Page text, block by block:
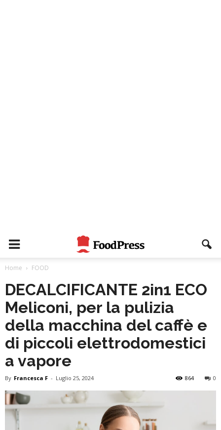
Home FOOD
DECALCIFICANTE 2in1 ECO
Meliconi, per la pulizia
della macchina del caffè e
di piccoli elettrodomestici
a vapore
By Francesca F - Luglio 25, 2024 0
864